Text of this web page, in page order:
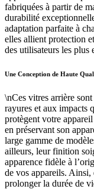
fabriquées à partir de
durabilité
adaptation parfaite à
elles allient protection
des utilisateurs les plus
Une Conception de Haute
\nCes vitres arrière
rayures et aux impacts
protègent votre
en préservant son
large gamme de
ailleurs, leur finition
apparence fidèle à
de vos appareils.
prolonger la durée de